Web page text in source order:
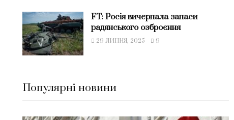
FT: Росія вичерпала запаси
радянського озброєння
29 ЛИПНЯ, 2025 9
Популярні новини